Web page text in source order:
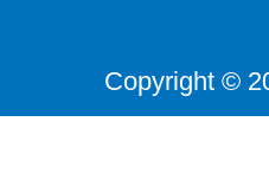
Copyright ©